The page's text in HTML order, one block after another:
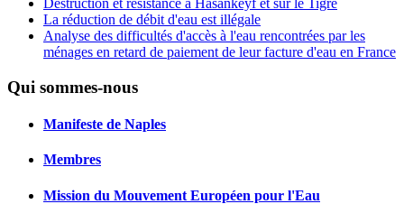
Destruction et résistance à Hasankeyf et sur le Tigre
La réduction de débit d'eau est illégale
Analyse des difficultés d'accès à l'eau rencontrées par les
ménages en retard de paiement de leur facture d'eau en France
Qui sommes-nous
Manifeste de Naples
Membres
Mission du Mouvement Européen pour l'Eau